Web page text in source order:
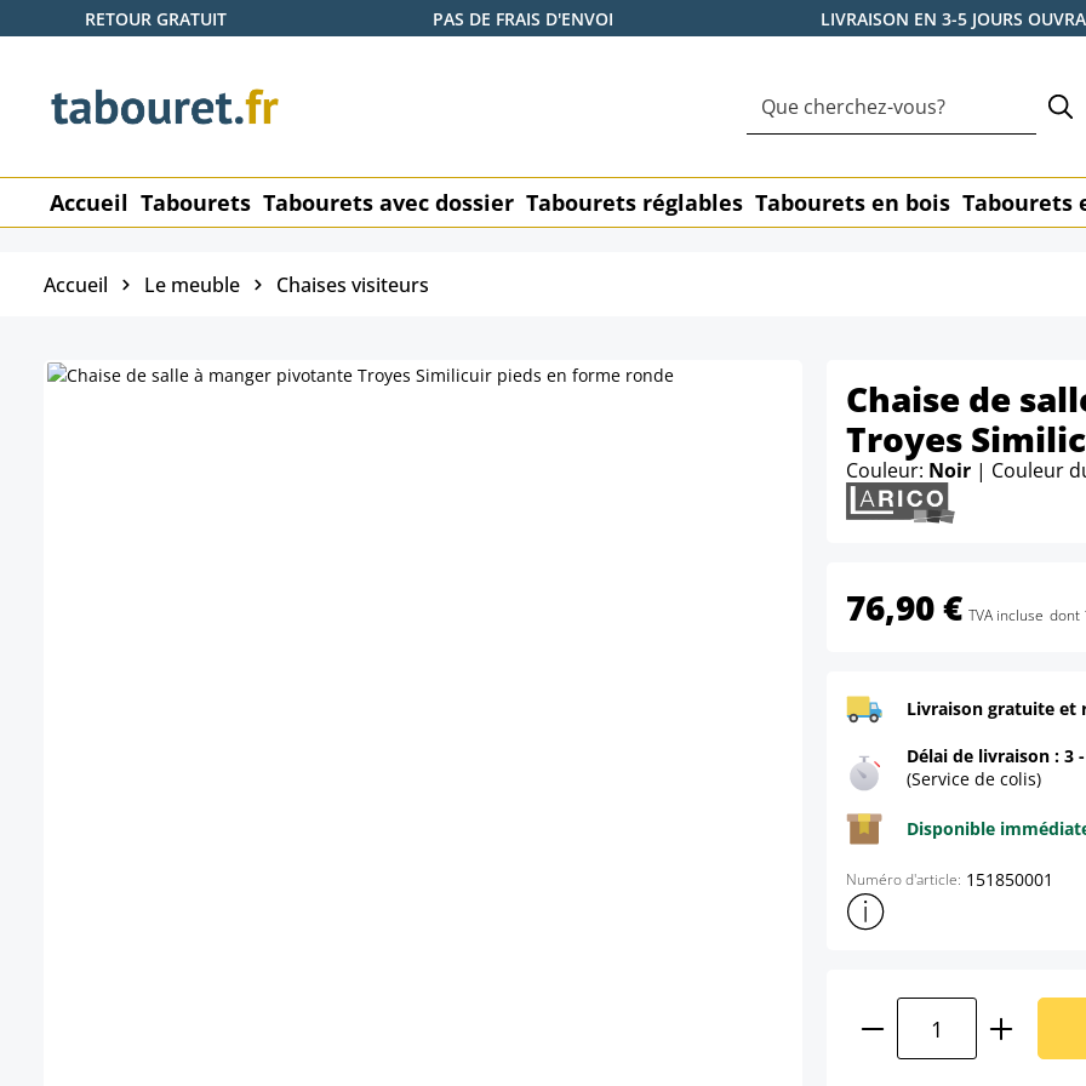
au contenu principal
Passer à la recherche
Passer à la navigation principale
RETOUR GRATUIT PAS DE FRAIS D'ENVOI LIVRAISON EN 3-5 JOURS
Accueil Tabourets Tabourets avec dossier Tabourets réglables Tabourets en bois Tabourets
Accueil Le meuble Chaises visiteurs
Chaise de
Troyes
Couleur: Noir | Couleur
76,90 € TVA incluse dont
Livraison gratuite et
Délai de livraison : 3
(Service de colis)
Disponible
Numéro d'article: 151850001
Afficher plus d'informations
Quantité de